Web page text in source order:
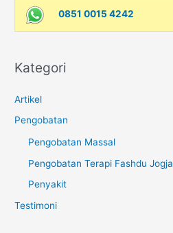
0851 0015 4242
Kategori
Artikel
Pengobatan
Pengobatan Massal
Pengobatan Terapi Fashdu Jogja
Penyakit
Testimoni